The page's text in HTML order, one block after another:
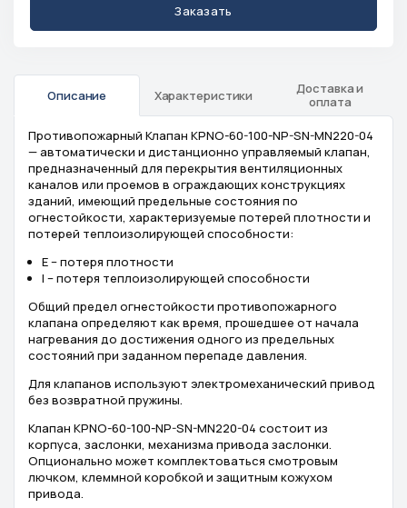
Заказать
Описание Характеристики
Доставка и
оплата
Противопожарный Клапан KPNO-60-100-NP-SN-MN220-04
— автоматически и дистанционно управляемый клапан,
предназначенный для перекрытия вентиляционных
каналов или проемов в ограждающих конструкциях
зданий, имеющий предельные состояния по
огнестойкости, характеризуемые потерей плотности и
потерей теплоизолирующей способности:
Е – потеря плотности
I – потеря теплоизолирующей способности
Общий предел огнестойкости противопожарного
клапана определяют как время, прошедшее от начала
нагревания до достижения одного из предельных
состояний при заданном перепаде давления.
Для клапанов используют электромеханический привод
без возвратной пружины.
Клапан KPNO-60-100-NP-SN-MN220-04 состоит из
корпуса, заслонки, механизма привода заслонки.
Опционально может комплектоваться смотровым
лючком, клеммной коробкой и защитным кожухом
привода.